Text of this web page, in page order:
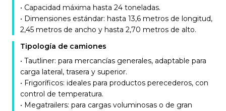
• Capacidad máxima hasta 24 toneladas.
• Dimensiones estándar: hasta 13,6 metros de longitud,
2,45 metros de ancho y hasta 2,70 metros de alto.
Tipología de camiones
• Tautliner: para mercancías generales, adaptable para
carga lateral, trasera y superior.
• Frigoríficos: ideales para productos perecederos, con
control de temperatura.
• Megatrailers: para cargas voluminosas o de gran